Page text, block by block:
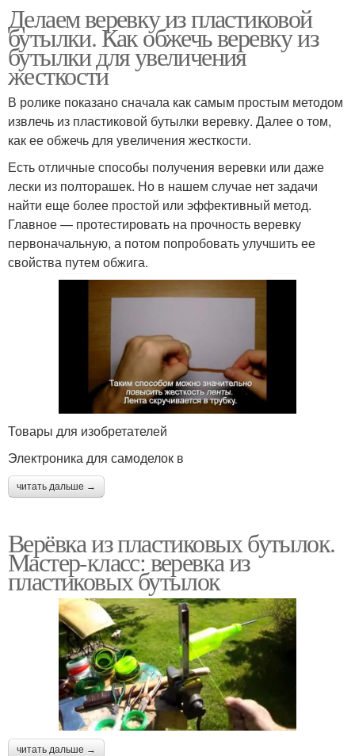
Делаем веревку из пластиковой
бутылки. Как обжечь веревку из
бутылки для увеличения
жесткости
В ролике показано сначала как самым простым методом
извлечь из пластиковой бутылки веревку. Далее о том,
как ее обжечь для увеличения жесткости.
Есть отличные способы получения веревки или даже
лески из полторашек. Но в нашем случае нет задачи
найти еще более простой или эффективный метод.
Главное — протестировать на прочность веревку
первоначальную, а потом попробовать улучшить ее
свойства путем обжига.
Товары для изобретателей
Электроника для самоделок в
читать дальше →
Верёвка из пластиковых бутылок.
Мастер-класс: веревка из
пластиковых бутылок
читать дальше →